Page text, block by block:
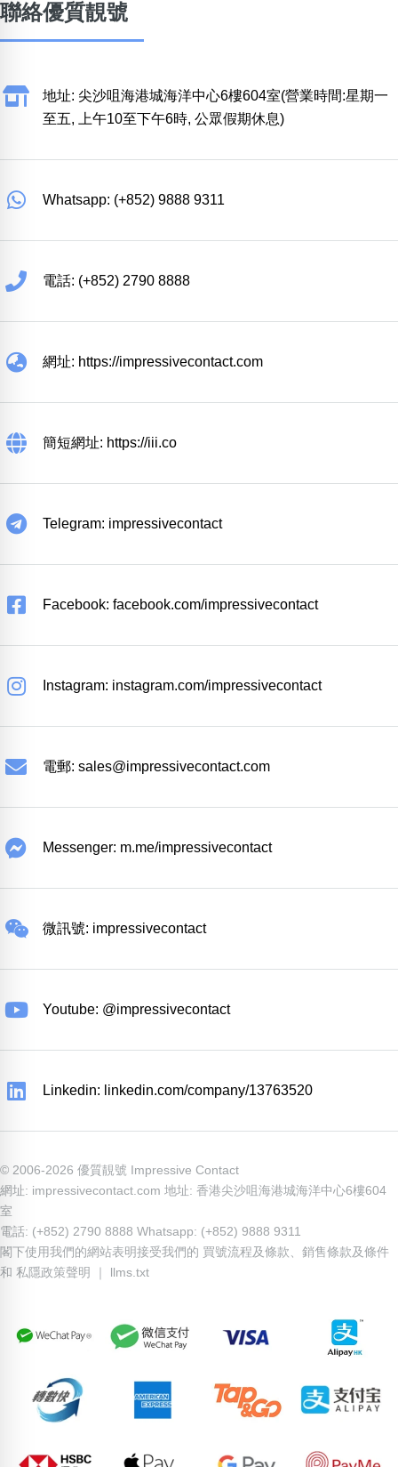
聯絡優質靚號
地址: 尖沙咀海港城海洋中心6樓604室(營業時間:星期一
至五, 上午10至下午6時, 公眾假期休息)
Whatsapp: (+852) 9888 9311
電話: (+852) 2790 8888
網址: https://impressivecontact.com
簡短網址: https://iii.co
Telegram: impressivecontact
Facebook: facebook.com/impressivecontact
Instagram: instagram.com/impressivecontact
電郵: sales@impressivecontact.com
Messenger: m.me/impressivecontact
微訊號: impressivecontact
Youtube: @impressivecontact
Linkedin: linkedin.com/company/13763520
© 2006-2026 優質靚號 Impressive Contact
網址: impressivecontact.com 地址: 香港尖沙咀海港城海洋中心6樓604
室
電話: (+852) 2790 8888 Whatsapp: (+852) 9888 9311
閣下使用我們的網站表明接受我們的 買號流程及條款、 銷售條款及條件
和 私隱政策聲明 llms.txt